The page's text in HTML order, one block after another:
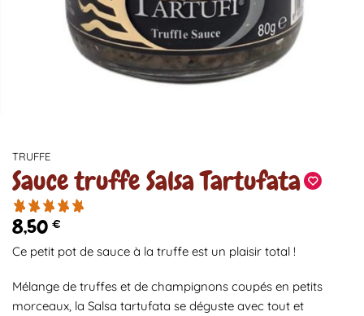
TRUFFE
Sauce truffe Salsa Tartufata
8,50 €
Ce petit pot de sauce à la truffe est un plaisir total !
Mélange de truffes et de champignons coupés en petits
morceaux, la Salsa tartufata se déguste avec tout et